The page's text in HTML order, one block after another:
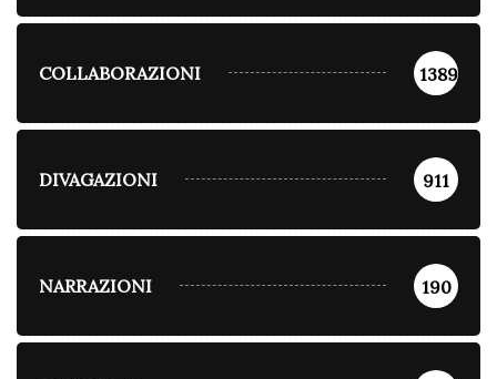
COLLABORAZIONI 1389
DIVAGAZIONI 911
NARRAZIONI 190